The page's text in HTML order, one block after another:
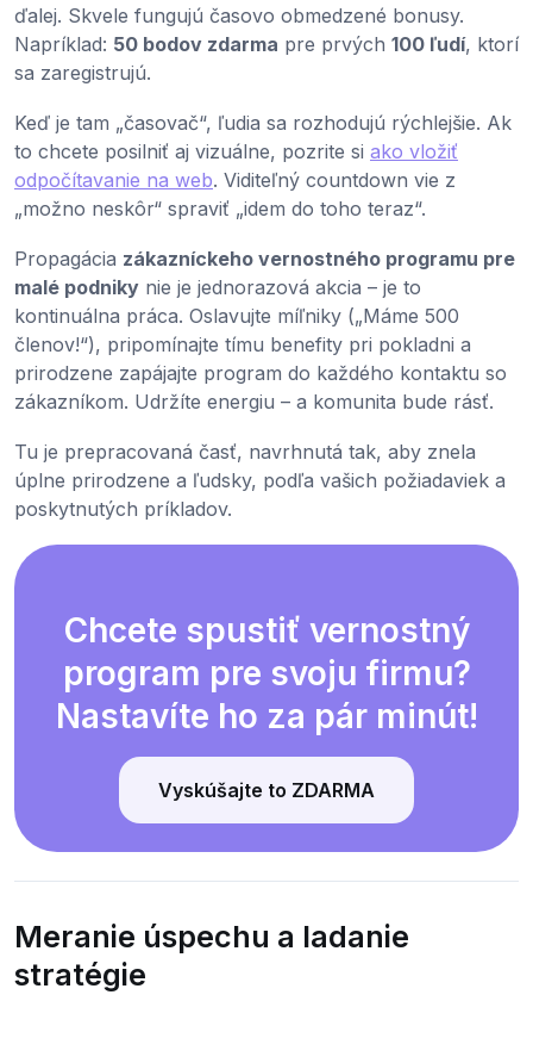
ďalej. Skvele fungujú časovo obmedzené bonusy.
Napríklad: 50 bodov zdarma pre prvých 100 ľudí, ktorí
sa zaregistrujú.
Keď je tam „časovač“, ľudia sa rozhodujú rýchlejšie. Ak
to chcete posilniť aj vizuálne, pozrite si ako vložiť
odpočítavanie na web. Viditeľný countdown vie z
„možno neskôr“ spraviť „idem do toho teraz“.
Propagácia zákazníckeho vernostného programu pre
malé podniky nie je jednorazová akcia – je to
kontinuálna práca. Oslavujte míľniky („Máme 500
členov!“), pripomínajte tímu benefity pri pokladni a
prirodzene zapájajte program do každého kontaktu so
zákazníkom. Udržíte energiu – a komunita bude rásť.
Tu je prepracovaná časť, navrhnutá tak, aby znela
úplne prirodzene a ľudsky, podľa vašich požiadaviek a
poskytnutých príkladov.
Chcete spustiť vernostný
program pre svoju firmu?
Nastavíte ho za pár minút!
Vyskúšajte to ZDARMA
Meranie úspechu a ladanie
stratégie